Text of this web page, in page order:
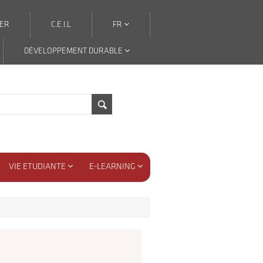
FR
C.E.I.L
DÉVELOPPEMENT DURABLE
VIE ETUDIANTE E-LEARNING